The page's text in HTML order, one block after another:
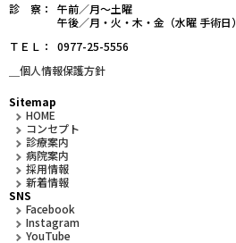
診 察
午前／月～土曜
午後／月・火・木・金（水曜 手術日）
ＴＥＬ
0977-25-5556
＿個人情報保護方針
Sitemap
HOME
コンセプト
診療案内
病院案内
採用情報
新着情報
SNS
Facebook
Instagram
YouTube